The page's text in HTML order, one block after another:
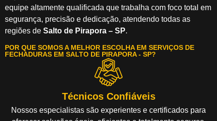
equipe altamente qualificada que trabalha com foco total em
segurança, precisão e dedicação, atendendo todas as
regiões de Salto de Pirapora – SP.
POR QUE SOMOS A MELHOR ESCOLHA EM SERVIÇOS DE
FECHADURAS EM SALTO DE PIRAPORA - SP?
Técnicos Confiáveis
Nossos especialistas são experientes e certificados para